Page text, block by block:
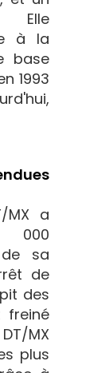
Elle
à la
base
1993
MX a
000
sa
de
des
freiné
MX
plus